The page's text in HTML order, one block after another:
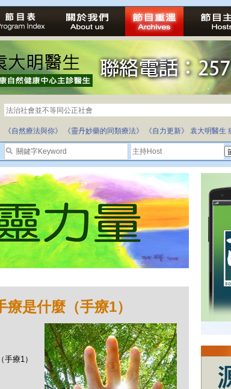
法治社會並不等同公正社會
自家教育合法化-推動多元化教育，全民學卷制
《自然療法與你》
《靈丹妙藥的同類療法》 《自力更新》 袁大明醫生
療是什麼（手療1）
療1）